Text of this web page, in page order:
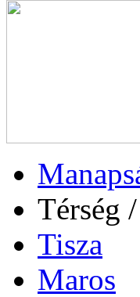
Térség
Tisza
Maros